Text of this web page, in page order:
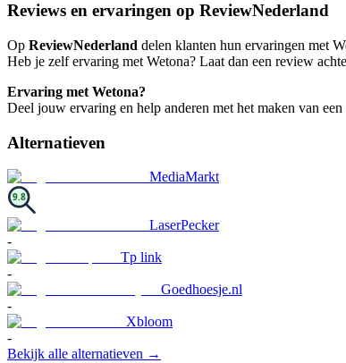
Reviews en ervaringen op ReviewNederland
Op ReviewNederland delen klanten hun ervaringen met
Heb je zelf ervaring met Wetona? Laat dan een review
Ervaring met Wetona?
Deel jouw ervaring en help anderen met het maken van
Alternatieven
MediaMarkt
9.8
LaserPecker
-
Tp link
-
Goedhoesje.nl
-
Xbloom
-
Bekijk alle alternatieven →